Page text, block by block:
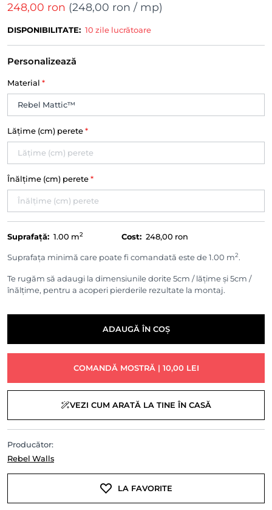
248,00 ron (248,00 ron / mp)
DISPONIBILITATE: 10 zile lucrătoare
Personalizează
Material *
Lățime (cm) perete *
Înălțime (cm) perete *
Suprafață: 1.00 m2 Cost: 248,00 ron
Suprafața minimă care poate fi comandată este de 1.00 m2.
Te rugăm să adaugi la dimensiunile dorite 5cm / lățime și 5cm /
înălțime, pentru a acoperi pierderile rezultate la montaj.
ADAUGĂ ÎN COȘ
COMANDĂ MOSTRĂ | 10,00 LEI
VEZI CUM ARATĂ LA TINE ÎN CASĂ
Producător:
Rebel Walls
LA FAVORITE